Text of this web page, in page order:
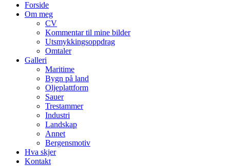
Forside
Om meg
CV
Kommentar til mine bilder
Utsmykkingsoppdrag
Omtaler
Galleri
Maritime
Bygn på land
Oljeplattform
Sauer
Trestammer
Industri
Landskap
Annet
Bergensmotiv
Hva skjer
Kontakt